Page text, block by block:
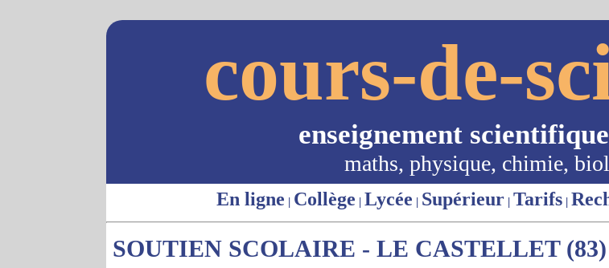
cours-de-
enseignement
maths, physique, chimie,
En ligne | Collège | Lycée | Supérieur | Tarifs |
SOUTIEN SCOLAIRE - LE CASTELLET (83)